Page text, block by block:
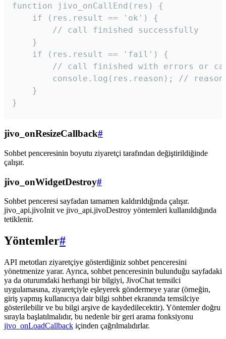
function jivo_onCallEnd(res) {
    if (res.result == 'ok') {
        // call finished successfully
    }
    if (res.result == 'fail') {
// call finished with errors or
console.log(res.reason); //
    }
}
jivo_onResizeCallback#
Sohbet penceresinin boyutu ziyaretçi tarafından değiştirildiğinde
çalışır.
jivo_onWidgetDestroy#
Sohbet penceresi sayfadan tamamen kaldırıldığında çalışır.
jivo_api.jivoInit ve jivo_api.jivoDestroy yöntemleri kullanıldığında
tetiklenir.
Yöntemler#
API metotları ziyaretçiye gösterdiğiniz sohbet penceresini
yönetmenize yarar. Ayrıca, sohbet penceresinin bulunduğu sayfadaki
ya da oturumdaki herhangi bir bilgiyi, JivoChat temsilci
uygulamasına, ziyaretçiyle eşleyerek göndermeye yarar (örneğin,
giriş yapmış kullanıcıya dair bilgi sohbet ekranında temsilciye
gösterilebilir ve bu bilgi arşive de kaydedilecektir). Yöntemler doğru
sırayla başlatılmalıdır, bu nedenle bir geri arama fonksiyonu
jivo_onLoadCallback içinden çağrılmalıdırlar.